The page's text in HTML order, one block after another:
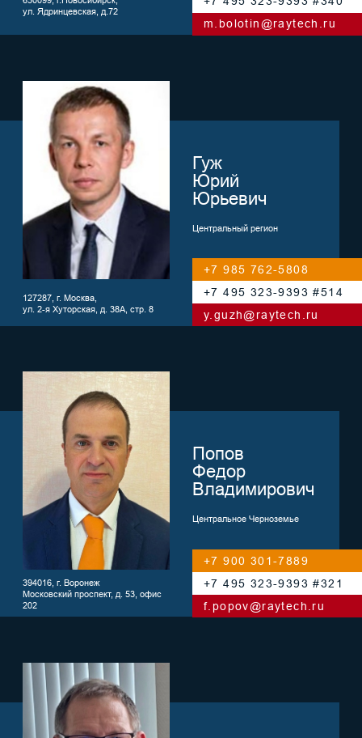
+7 495 323-9393 #321
f.popov@raytech.ru
394016, г. Воронеж
Московский проспект, д. 53, офис
202
+7 922 109-1036
+7 495 323-9393 #360
d.spitsyn@raytech.ru
620142, г. Екатеринбург,
ул. Большакова, д. 70, офис 503Б
Спицын
Дударев
Дальний Восток
680021, г. Хабаровск,